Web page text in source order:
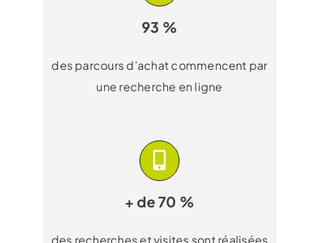
93 %
des parcours d’achat commencent par
une recherche en ligne
+ de 70 %
des recherches et visites sont réalisées